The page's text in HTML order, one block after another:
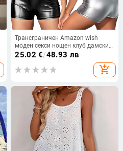
Трансграничен Amazon wish
моден секси нощен клуб дамски
гащеризон с висока талия и без
гръб, дълбоко V-образно лого,
горещо момиче
25.02 €/48.93 лв
add_shopping_cart